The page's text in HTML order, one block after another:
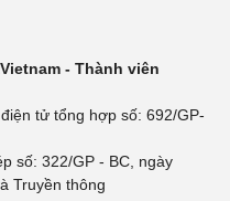
- Thành viên
tử tổng hợp số: 692/GP-
số: 322/GP - BC, ngày
Truyền thông